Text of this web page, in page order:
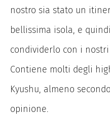
nostro sia stato un
bellissima isola, e
condividerlo con i nostri
Contiene molti degli
Kyushu, almeno
opinione.